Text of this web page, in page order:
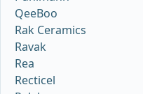
QeeBoo
Rak Ceramics
Ravak
Rea
Recticel